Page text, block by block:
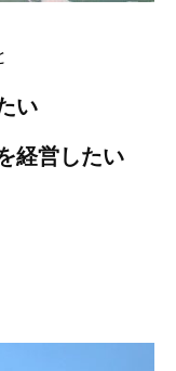
い
経営したい